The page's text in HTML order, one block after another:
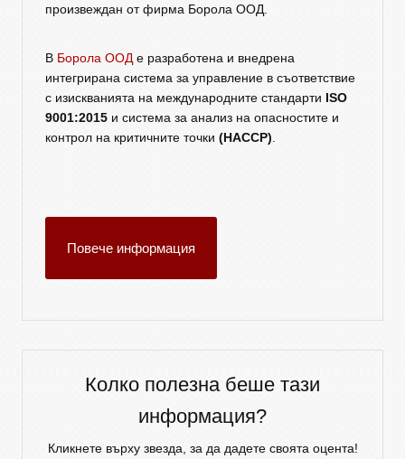
произвеждан от фирма Борола ООД.
В Борола ООДе разработена и внедрена
интегрирана система за управление в съответствие
с изискванията на международните стандарти ISO
9001:2015 и система за анализ на опасностите и
контрол на критичните точки (HACCP).
Повече информация
Колко полезна беше тази
информация?
Кликнете върху звезда, за да дадете своята оцента!